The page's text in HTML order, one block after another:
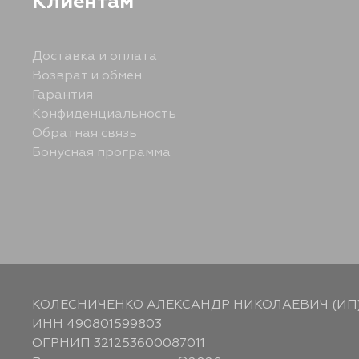
Доставка и оплата
Возврат и обмен
Гарантия
Конфиденциальность
Обратная связь
Бонусная программа
КОЛЕСНИЧЕНКО АЛЕКСАНДР НИКОЛАЕВИЧ
ИНН 490801599803
ОГРНИП 321253600087011